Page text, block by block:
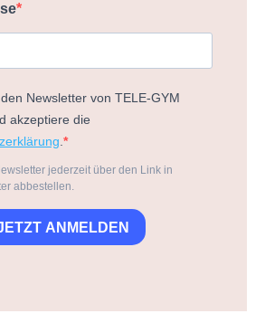
Newsletter von TELE-GYM
akzeptiere die
.
jederzeit über den Link in
abbestellen.
ANMELDEN